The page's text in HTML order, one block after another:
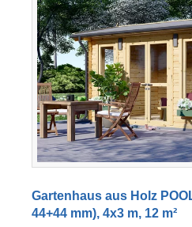
Gartenhaus aus Holz
44+44 mm), 4x3 m, 12 m²